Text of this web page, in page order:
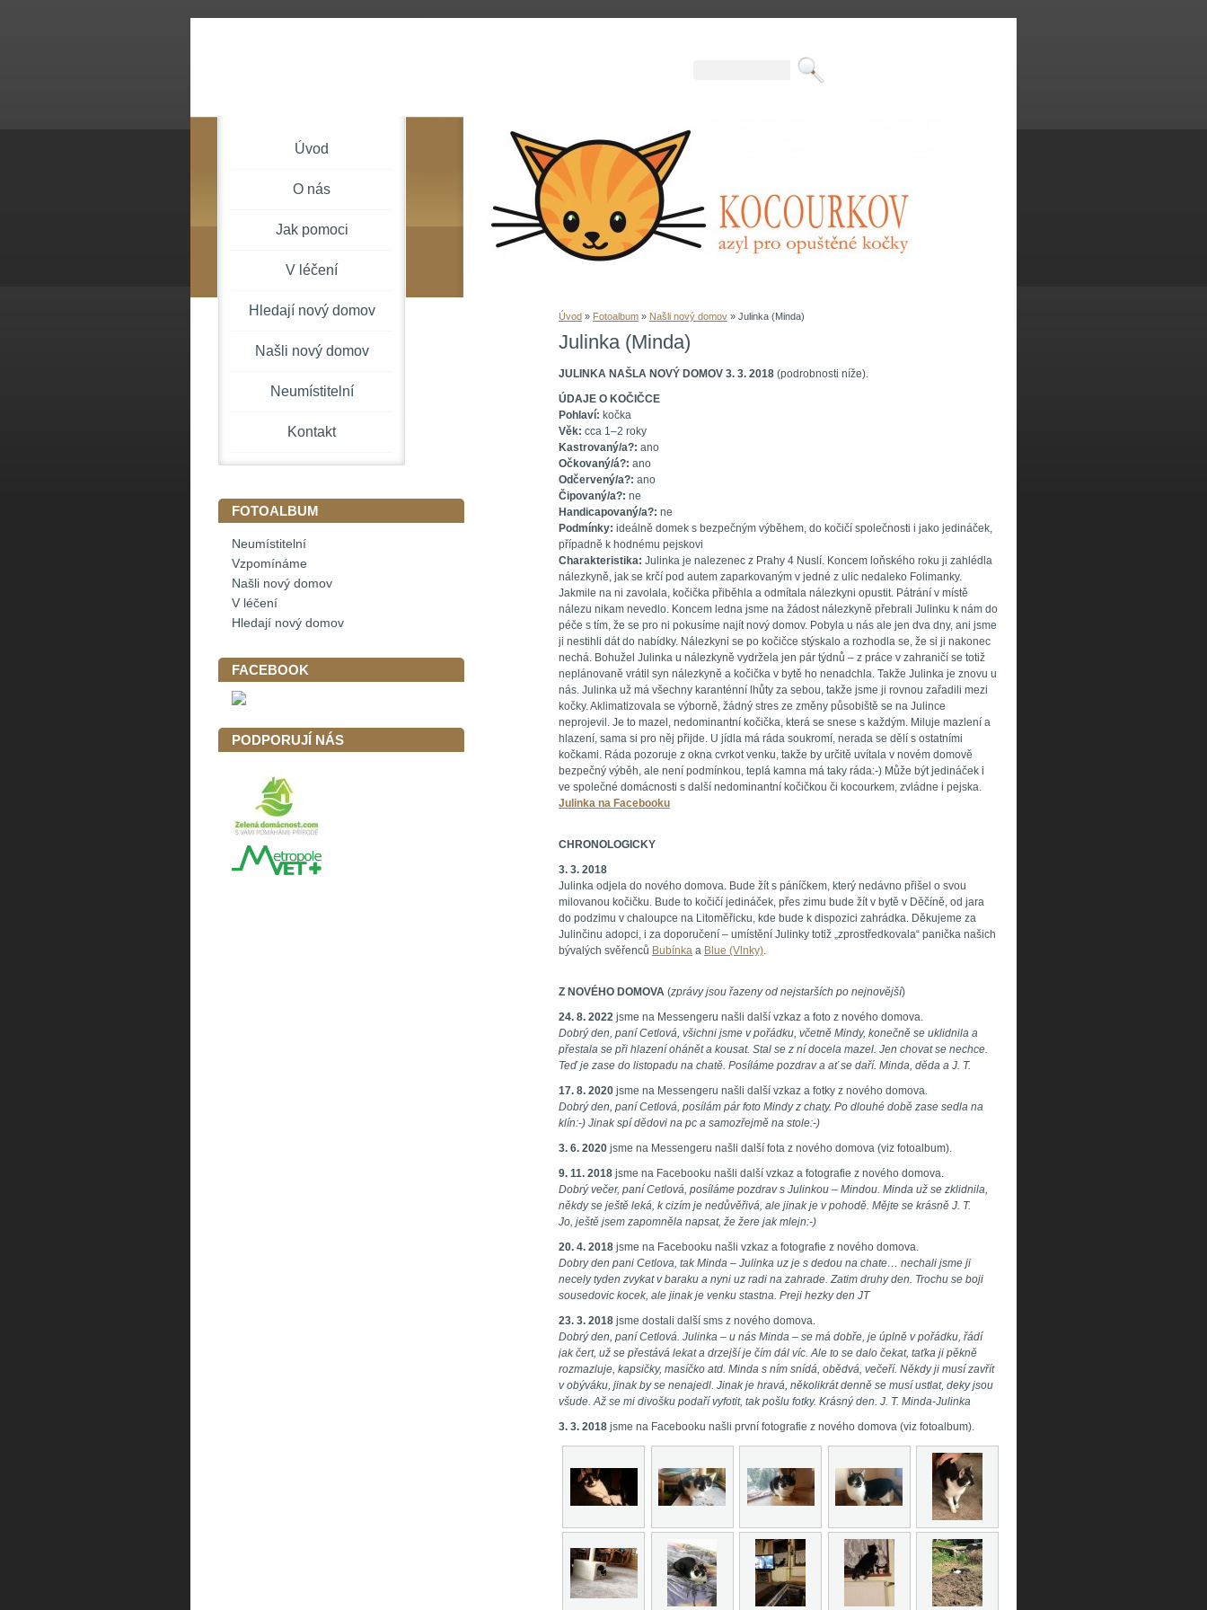
Úvod » Fotoalbum » Našli nový domov » Julinka (Minda)
Julinka (Minda)
JULINKA NAŠLA NOVÝ DOMOV 3. 3. 2018 (podrobnosti níže).
ÚDAJE O KOČIČCE
Pohlaví: kočka
Věk: cca 1–2 roky
Kastrovaný/a?: ano
Očkovaný/á?: ano
Odčervený/a?: ano
Čipovaný/a?: ne
Handicapovaný/a?: ne
Podmínky: ideálně domek s bezpečným výběhem, do kočičí společnosti i jako jedináček,
případně k hodnému pejskovi
Charakteristika: Julinka je nalezenec z Prahy 4 Nuslí. Koncem loňského roku ji zahlédla
nálezkyně, jak se krčí pod autem zaparkovaným v jedné z ulic nedaleko Folimanky.
Jakmile na ni zavolala, kočička přiběhla a odmítala nálezkyni opustit. Pátrání v místě
nálezu nikam nevedlo. Koncem ledna jsme na žádost nálezkyně přebrali Julinku k nám do
péče s tím, že se pro ni pokusíme najít nový domov. Pobyla u nás ale jen dva dny, ani jsme
ji nestihli dát do nabídky. Nálezkyni se po kočičce stýskalo a rozhodla se, že si ji nakonec
nechá. Bohužel Julinka u nálezkyně vydržela jen pár týdnů – z práce v zahraničí se totiž
neplánovaně vrátil syn nálezkyně a kočička v bytě ho nenadchla. Takže Julinka je znovu u
nás. Julinka už má všechny karanténní lhůty za sebou, takže jsme ji rovnou zařadili mezi
kočky. Aklimatizovala se výborně, žádný stres ze změny působiště se na Julince
neprojevil. Je to mazel, nedominantní kočička, která se snese s každým. Miluje mazlení a
hlazení, sama si pro něj přijde. U jídla má ráda soukromí, nerada se dělí s ostatními
kočkami. Ráda pozoruje z okna cvrkot venku, takže by určitě uvítala v novém domově
bezpečný výběh, ale není podmínkou, teplá kamna má taky ráda:-) Může být jedináček i
ve společné domácnosti s další nedominantní kočičkou či kocourkem, zvládne i pejska.
Julinka na Facebooku
CHRONOLOGICKY
3. 3. 2018
Julinka odjela do nového domova. Bude žít s páníčkem, který nedávno přišel o svou
milovanou kočičku. Bude to kočičí jedináček, přes zimu bude žít v bytě v Děčíně, od jara
do podzimu v chaloupce na Litoměřicku, kde bude k dispozici zahrádka. Děkujeme za
Julinčinu adopci, i za doporučení – umístění Julinky totiž „zprostředkovala“ panička našich
bývalých svěřenců Bubínka a Blue (Vlnky).
Z NOVÉHO DOMOVA (zprávy jsou řazeny od nejstarších po nejnovější)
24. 8. 2022 jsme na Messengeru našli další vzkaz a foto z nového domova.
Dobrý den, paní Cetlová, všichni jsme v pořádku, včetně Mindy, konečně se uklidnila a
přestala se při hlazení ohánět a kousat. Stal se z ní docela mazel. Jen chovat se nechce.
Teď je zase do listopadu na chatě. Posíláme pozdrav a ať se daří. Minda, děda a J. T.
17. 8. 2020 jsme na Messengeru našli další vzkaz a fotky z nového domova.
Dobrý den, paní Cetlová, posílám pár foto Mindy z chaty. Po dlouhé době zase sedla na
klín:-) Jinak spí dědovi na pc a samozřejmě na stole:-)
3. 6. 2020 jsme na Messengeru našli další fota z nového domova (viz fotoalbum).
9. 11. 2018 jsme na Facebooku našli další vzkaz a fotografie z nového domova.
Dobrý večer, paní Cetlová, posíláme pozdrav s Julinkou – Mindou. Minda už se zklidnila,
někdy se ještě leká, k cizím je nedůvěřivá, ale jinak je v pohodě. Mějte se krásně J. T.
Jo, ještě jsem zapomněla napsat, že žere jak mlejn:-)
20. 4. 2018 jsme na Facebooku našli vzkaz a fotografie z nového domova.
Dobry den pani Cetlova, tak Minda – Julinka uz je s dedou na chate… nechali jsme ji
necely tyden zvykat v baraku a nyni uz radi na zahrade. Zatim druhy den. Trochu se boji
sousedovic kocek, ale jinak je venku stastna. Preji hezky den JT
23. 3. 2018 jsme dostali další sms z nového domova.
Dobrý den, paní Cetlová. Julinka – u nás Minda – se má dobře, je úplně v pořádku, řádí
jak čert, už se přestává lekat a drzejší je čím dál víc. Ale to se dalo čekat, taťka ji pěkně
rozmazluje, kapsičky, masíčko atd. Minda s ním snídá, obědvá, večeří. Někdy ji musí zavřít
v obýváku, jinak by se nenajedl. Jinak je hravá, několikrát denně se musí ustlat, deky jsou
všude. Až se mi divošku podaří vyfotit, tak pošlu fotky. Krásný den. J. T. Minda-Julinka
3. 3. 2018 jsme na Facebooku našli první fotografie z nového domova (viz fotoalbum).
Úvod
O nás
Jak pomoci
V léčení
Hledají nový domov
Našli nový domov
Neumístitelní
Kontakt
FOTOALBUM
Neumístitelní
Vzpomínáme
Našli nový domov
V léčení
Hledají nový domov
FACEBOOK
PODPORUJÍ NÁS